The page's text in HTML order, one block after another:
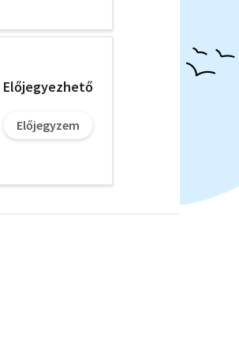
Előjegyezhető
Előjegyzem